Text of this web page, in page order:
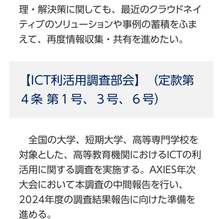
理・解決策に関しても、最近のクラウドネイ
ティブのソリューションや事例の蓄積をふま
えて、再度情報収集・共有を進めたい。
【ICT利活用調査部会】（定款第
４条 第１号、３号、６号）
全国の大学、短期大学、高等専門学校を
対象とした、高等教育機関におけるICTの利
活用に関する調査を実施する。AXIES年次
大会において本調査の中間報告を行い、
2024年度の調査結果報告に向けた準備を
進める。